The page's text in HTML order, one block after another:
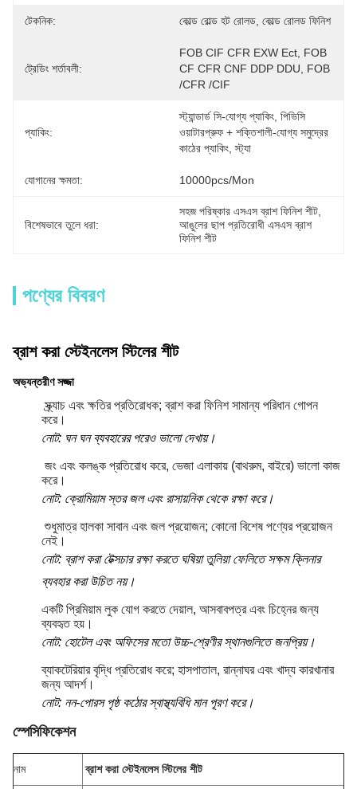
টেকনিক: কোল্ড রোল্ড হট রোলড, কোল্ড রোলড ফিনিশ
ট্রেডিং শর্তাবলী:
FOB CIF CFR EXW Ect, FOB
CF CFR CNF DDP DDU, FOB
/CFR /CIF
প্যাকিং:
স্ট্যান্ডার্ড সি-যোগ্য প্যাকিং, পিভিসি
ওয়াটারপ্রুফ + শক্তিশালী-যোগ্য সমুদ্রের
কাঠের প্যাকিং, স্ট্যা
যোগানের ক্ষমতা: 10000pcs/mon
বিশেষভাবে তুলে ধরা:
সহজ পরিষ্কার এসএস ব্রাশ ফিনিশ শীট
আঙুলের ছাপ প্রতিরোধী এসএস ব্রাশ
ফিনিশ শীট
পণ্যের বিবরণ
ব্রাশ করা স্টেইনলেস স্টিলের শীট
অভ্যন্তরীণ সজ্জা
স্ক্র্যাচ এবং ক্ষতির প্রতিরোধক; ব্রাশ করা ফিনিশ সামান্য পরিধান গোপন
করে।
নোট: ঘন ঘন ব্যবহারের পরেও ভালো দেখায়।
জং এবং কলঙ্ক প্রতিরোধ করে, ভেজা এলাকায় (বাথরুম, বাইরে) ভালো কাজ
করে।
নোট: ক্রোমিয়াম স্তর জল এবং রাসায়নিক থেকে রক্ষা করে।
শুধুমাত্র হালকা সাবান এবং জল প্রয়োজন; কোনো বিশেষ পণ্যের প্রয়োজন
নেই।
নোট: ব্রাশ করা টেক্সচার রক্ষা করতে ঘষিয়া তুলিয়া ফেলিতে সক্ষম ক্লিনার
ব্যবহার করা উচিত নয়।
একটি প্রিমিয়াম লুক যোগ করতে দেয়াল, আসবাবপত্র এবং চিহ্নের জন্য
ব্যবহৃত হয়।
নোট: হোটেল এবং অফিসের মতো উচ্চ-শ্রেণীর স্থানগুলিতে জনপ্রিয়।
ব্যাকটেরিয়ার বৃদ্ধি প্রতিরোধ করে; হাসপাতাল, রান্নাঘর এবং খাদ্য কারখানার
জন্য আদর্শ।
নোট: নন-পোরস পৃষ্ঠ কঠোর স্বাস্থ্যবিধি মান পূরণ করে।
স্পেসিফিকেশন
নাম
ব্রাশ করা স্টেইনলেস স্টিলের শীট